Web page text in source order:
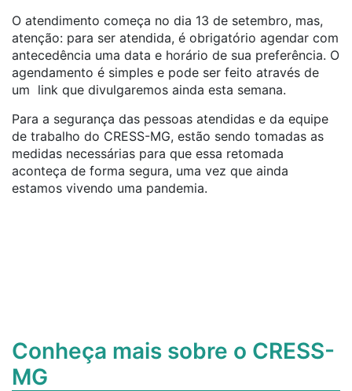
O atendimento começa no dia 13 de setembro, mas,
atenção: para ser atendida, é obrigatório agendar com
antecedência uma data e horário de sua preferência. O
agendamento é simples e pode ser feito através de
um link que divulgaremos ainda esta semana.
Para a segurança das pessoas atendidas e da equipe
de trabalho do CRESS-MG, estão sendo tomadas as
medidas necessárias para que essa retomada
aconteça de forma segura, uma vez que ainda
estamos vivendo uma pandemia.
Conheça mais sobre o CRESS-
MG